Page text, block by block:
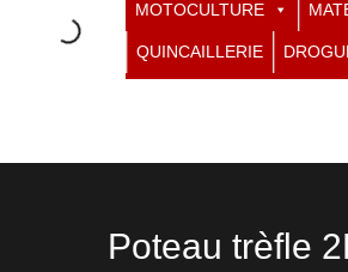
MOTOCULTURE
QUINCAILLERIE
Poteau trèfle